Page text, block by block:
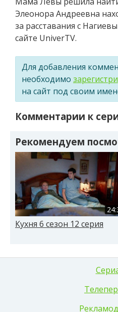
Элеонора Андреевна
за расставания с
сайте UniverTV.
Для добавления
необходимо
на сайт под своим
Комментарии к
Рекомендуем
Кухня 6 сезон 12 серия